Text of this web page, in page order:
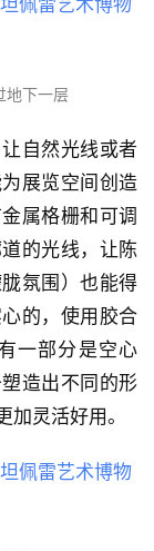
地下一层
自然光线或者
展览空间创造
属格栅和可调
的光线，让陈
氛围）也能得
的，使用胶合
一部分是空心
造出不同的形
灵活好用。